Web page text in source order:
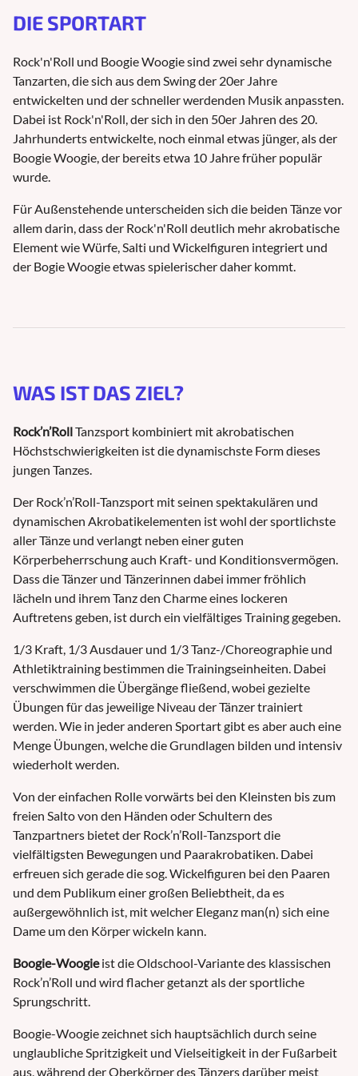
DIE SPORTART
Rock'n'Roll und Boogie Woogie sind zwei sehr dynamische
Tanzarten, die sich aus dem Swing der 20er Jahre
entwickelten und der schneller werdenden Musik anpassten.
Dabei ist Rock'n'Roll, der sich in den 50er Jahren des 20.
Jahrhunderts entwickelte, noch einmal etwas jünger, als der
Boogie Woogie, der bereits etwa 10 Jahre früher populär
wurde.
Für Außenstehende unterscheiden sich die beiden Tänze vor
allem darin, dass der Rock'n'Roll deutlich mehr akrobatische
Element wie Würfe, Salti und Wickelfiguren integriert und
der Bogie Woogie etwas spielerischer daher kommt.
WAS IST DAS ZIEL?
Rock’n’RollTanzsport kombiniert mit akrobatischen
Höchstschwierigkeiten ist die dynamischste Form dieses
jungen Tanzes.
Der Rock’n’Roll-Tanzsport mit seinen spektakulären und
dynamischen Akrobatikelementen ist wohl der sportlichste
aller Tänze und verlangt neben einer guten
Körperbeherrschung auch Kraft- und Konditionsvermögen.
Dass die Tänzer und Tänzerinnen dabei immer fröhlich
lächeln und ihrem Tanz den Charme eines lockeren
Auftretens geben, ist durch ein vielfältiges Training gegeben.
1/3 Kraft, 1/3 Ausdauer und 1/3 Tanz-/Choreographie und
Athletiktraining bestimmen die Trainingseinheiten. Dabei
verschwimmen die Übergänge fließend, wobei gezielte
Übungen für das jeweilige Niveau der Tänzer trainiert
werden. Wie in jeder anderen Sportart gibt es aber auch eine
Menge Übungen, welche die Grundlagen bilden und intensiv
wiederholt werden.
Von der einfachen Rolle vorwärts bei den Kleinsten bis zum
freien Salto von den Händen oder Schultern des
Tanzpartners bietet der Rock’n’Roll-Tanzsport die
vielfältigsten Bewegungen und Paarakrobatiken. Dabei
erfreuen sich gerade die sog. Wickelfiguren bei den Paaren
und dem Publikum einer großen Beliebtheit, da es
außergewöhnlich ist, mit welcher Eleganz man(n) sich eine
Dame um den Körper wickeln kann.
Boogie-Woogieist die Oldschool-Variante des klassischen
Rock’n’Roll und wird flacher getanzt als der sportliche
Sprungschritt.
Boogie-Woogie zeichnet sich hauptsächlich durch seine
unglaubliche Spritzigkeit und Vielseitigkeit in der Fußarbeit
aus, während der Oberkörper des Tänzers darüber meist